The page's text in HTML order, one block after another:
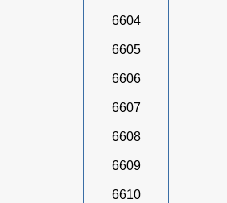
6604
6605
6606
6607
6608
6609
6610